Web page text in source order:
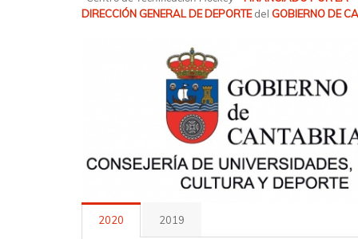
DIRECCIÓN GENERAL DE DEPORTEdel GOBIERNO DE
2020 2019